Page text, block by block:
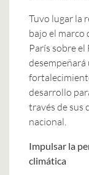
Tuvo lugar la
bajo el marco
París sobre
desempeñará
desarrollo
través de sus
nacional.
Impulsar la
climática